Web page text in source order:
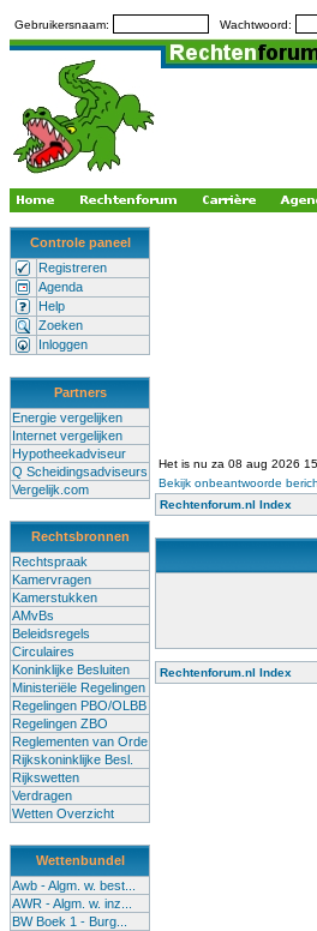
Gebruikersnaam: Wachtwoord:
Controle paneel
Registreren
Agenda
Help
Zoeken
Inloggen
Partners
Energie vergelijken
Internet vergelijken
Hypotheekadviseur
Q Scheidingsadviseurs
Vergelijk.com
Rechtsbronnen
Rechtspraak
Kamervragen
Kamerstukken
AMvBs
Beleidsregels
Circulaires
Koninklijke Besluiten
Ministeriële Regelingen
Regelingen PBO/OLBB
Regelingen ZBO
Reglementen van Orde
Rijkskoninklijke Besl.
Rijkswetten
Verdragen
Wetten Overzicht
Wettenbundel
Awb - Algm. w. best...
AWR - Algm. w. inz...
BW Boek 1 - Burg...
Het is nu za 08 aug 2026
Bekijk onbeantwoorde
Rechtenforum.nl Index
Rechtenforum.nl Index